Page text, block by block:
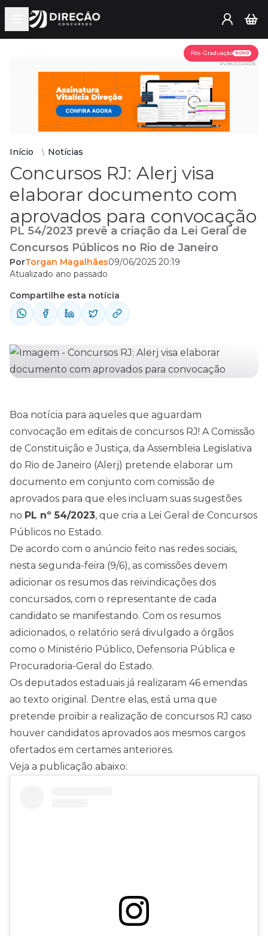
Open main menu
Pós-Graduação NOVO
PUBLICIDADE
Início Notícias
Concursos RJ: Alerj visa
elaborar documento com
aprovados para convocação
PL 54/2023 prevê a criação da Lei Geral de
Concursos Públicos no Rio de Janeiro
PorTorgan Magalhães09/06/2025 20:19
Atualizado ano passado
Compartilhe esta notícia
Boa notícia para aqueles que aguardam
convocação em editais de concursos RJ! A Comissão
de Constituição e Justiça, da Assembleia Legislativa
do Rio de Janeiro (Alerj) pretende elaborar um
documento em conjunto com comissão de
aprovados para que eles incluam suas sugestões
no PL nº 54/2023, que cria a Lei Geral de Concursos
Públicos no Estado.
De acordo com o anúncio feito nas redes sociais,
nesta segunda-feira (9/6), as comissões devem
adicionar os resumos das reivindicações dos
concursados, com o representante de cada
candidato se manifestando. Com os resumos
adicionados, o relatório será divulgado a órgãos
como o Ministério Público, Defensoria Pública e
Procuradoria-Geral do Estado.
Os deputados estaduais já realizaram 46 emendas
ao texto original. Dentre elas, está uma que
pretende proibir a realização de concursos RJ caso
houver candidatos aprovados aos mesmos cargos
ofertados em certames anteriores.
Veja a publicação abaixo: